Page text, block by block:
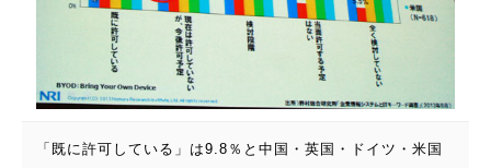
「既に許可している」は9.8％と中国・英国・ドイツ・米国